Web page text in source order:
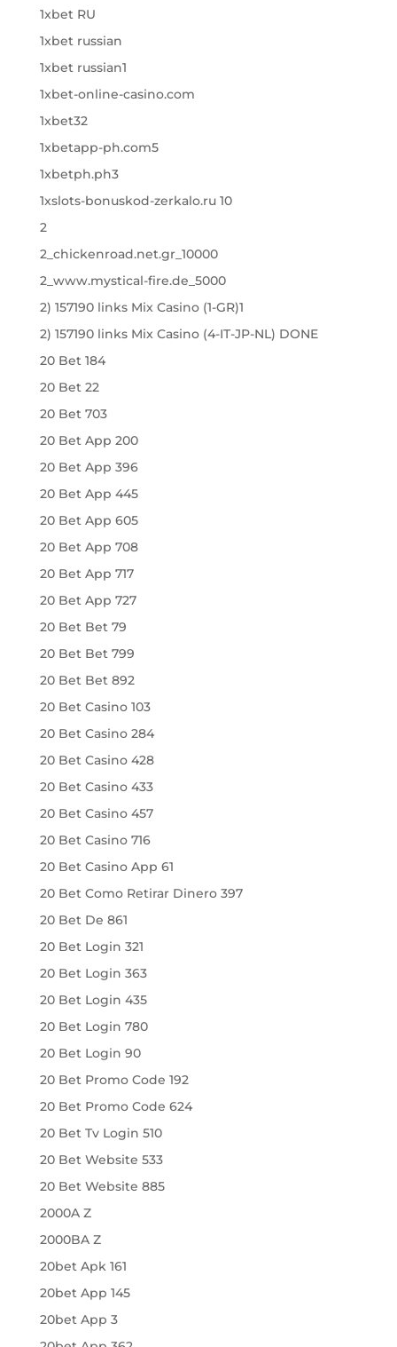
1xbet RU
1xbet russian
1xbet russian1
1xbet-online-casino.com
1xbet32
1xbetapp-ph.com5
1xbetph.ph3
1xslots-bonuskod-zerkalo.ru 10
2
2_chickenroad.net.gr_10000
2_www.mystical-fire.de_5000
2) 157190 links Mix Casino (1-GR)1
2) 157190 links Mix Casino (4-IT-JP-NL) DONE
20 Bet 184
20 Bet 22
20 Bet 703
20 Bet App 200
20 Bet App 396
20 Bet App 445
20 Bet App 605
20 Bet App 708
20 Bet App 717
20 Bet App 727
20 Bet Bet 79
20 Bet Bet 799
20 Bet Bet 892
20 Bet Casino 103
20 Bet Casino 284
20 Bet Casino 428
20 Bet Casino 433
20 Bet Casino 457
20 Bet Casino 716
20 Bet Casino App 61
20 Bet Como Retirar Dinero 397
20 Bet De 861
20 Bet Login 321
20 Bet Login 363
20 Bet Login 435
20 Bet Login 780
20 Bet Login 90
20 Bet Promo Code 192
20 Bet Promo Code 624
20 Bet Tv Login 510
20 Bet Website 533
20 Bet Website 885
2000A Z
2000BA Z
20bet Apk 161
20bet App 145
20bet App 3